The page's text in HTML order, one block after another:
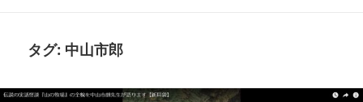
タグ: 中山市郎